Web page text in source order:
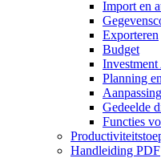
Import en
Exporteren
Budget
Planning
Gedeelde
Functies
Handleiding PDF